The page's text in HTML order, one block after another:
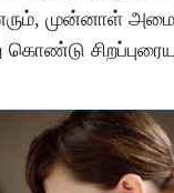
முன்னாள்
கொண்டு